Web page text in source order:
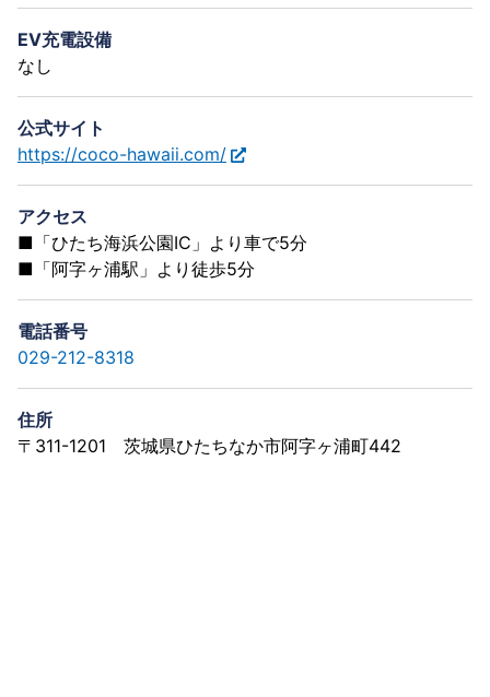
EV充電設備
なし
公式サイト
https://coco-hawaii.com/
アクセス
■「ひたち海浜公園IC」より車で5分
■「阿字ヶ浦駅」より徒歩5分
電話番号
029-212-8318
住所
〒311-1201 茨城県ひたちなか市阿字ヶ浦町442